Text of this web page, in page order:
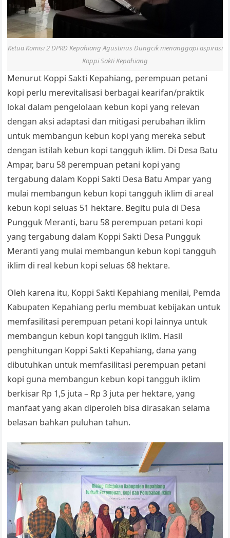
Ketua Komisi 2 DPRD Kepahiang Agustinus Dungcik menanggapi aspirasi
Koppi Sakti Kepahiang
Menurut Koppi Sakti Kepahiang, perempuan petani
kopi perlu merevitalisasi berbagai kearifan/praktik
lokal dalam pengelolaan kebun kopi yang relevan
dengan aksi adaptasi dan mitigasi perubahan iklim
untuk membangun kebun kopi yang mereka sebut
dengan istilah kebun kopi tangguh iklim. Di Desa Batu
Ampar, baru 58 perempuan petani kopi yang
tergabung dalam Koppi Sakti Desa Batu Ampar yang
mulai membangun kebun kopi tangguh iklim di areal
kebun kopi seluas 51 hektare. Begitu pula di Desa
Pungguk Meranti, baru 58 perempuan petani kopi
yang tergabung dalam Koppi Sakti Desa Pungguk
Meranti yang mulai membangun kebun kopi tangguh
iklim di real kebun kopi seluas 68 hektare.
Oleh karena itu, Koppi Sakti Kepahiang menilai, Pemda
Kabupaten Kepahiang perlu membuat kebijakan untuk
memfasilitasi perempuan petani kopi lainnya untuk
membangun kebun kopi tangguh iklim. Hasil
penghitungan Koppi Sakti Kepahiang, dana yang
dibutuhkan untuk memfasilitasi perempuan petani
kopi guna membangun kebun kopi tangguh iklim
berkisar Rp 1,5 juta – Rp 3 juta per hektare, yang
manfaat yang akan diperoleh bisa dirasakan selama
belasan bahkan puluhan tahun.